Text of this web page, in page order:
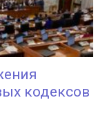
кодексов